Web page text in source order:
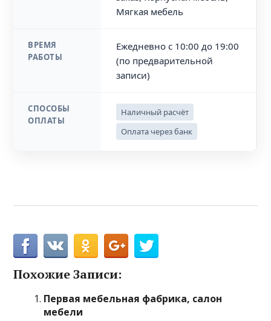
Мягкая мебель
ВРЕМЯ
РАБОТЫ
Ежедневно с 10:00 до 19:00
(по предварительной
записи)
СПОСОБЫ
ОПЛАТЫ
Наличный расчёт
Оплата через банк
Похожие Записи:
Первая мебельная фабрика, салон
мебели